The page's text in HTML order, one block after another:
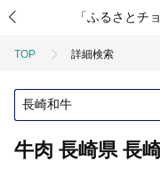
「ふるさとチ
TOP 詳細検索
牛肉 長崎県 長